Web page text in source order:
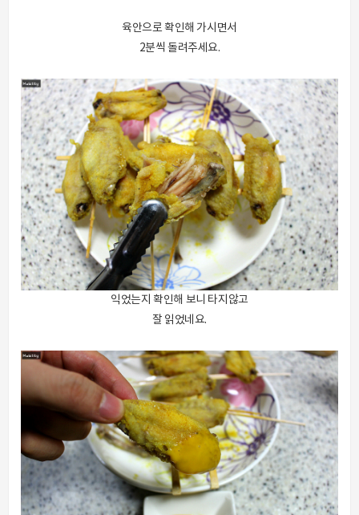
육안으로 확인해 가시면서
2분씩 돌려주세요.
익었는지 확인해 보니 타지않고
잘 읽었네요.